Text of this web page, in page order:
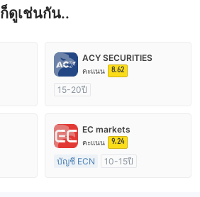
ก็ดูเช่นกัน..
ACY SECURITIES
คะแนน 8.62
15-20ปี
ใบอนุญาต MT4 แบบเต็ม
EC markets
คะแนน 9.24
บัญชี ECN
10-15ปี